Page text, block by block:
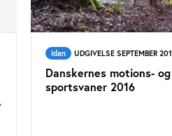
Idan UDGIVELSE SEPTEMBER
Danskernes motions- og
sportsvaner 2016